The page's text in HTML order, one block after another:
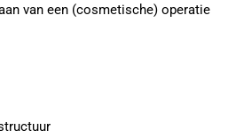
van een (cosmetische) operatie